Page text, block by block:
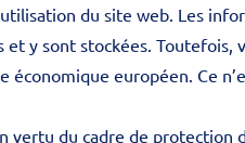
du site web. Les
y sont stockées.
économique européen. Ce
du cadre de protection